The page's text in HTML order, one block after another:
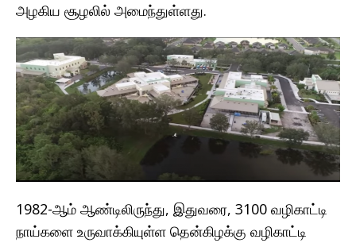
அழகிய சூழலில் அமைந்துள்ளது.
1982-ஆம் ஆண்டிலிருந்து, இதுவரை, 3100 வழிகாட்டி
நாய்களை உருவாக்கியுள்ள தென்கிழக்கு வழிகாட்டி